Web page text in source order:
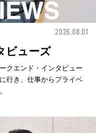
2026.08.01
ビューズ
クエンド・インタビュー
行き、仕事からプライベ